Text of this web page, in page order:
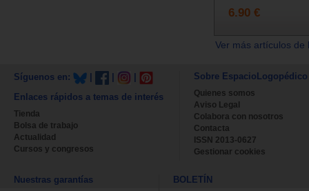
6.90 €
Ver más artículos
Síguenos en:
Enlaces rápidos a temas de interés
Tienda
Bolsa de trabajo
Actualidad
Cursos y congresos
Sobre EspacioLogopédico
Quienes somos
Aviso Legal
Colabora con nosotros
Contacta
ISSN 2013-0627
Gestionar cookies
Nuestras garantías BOLETÍN